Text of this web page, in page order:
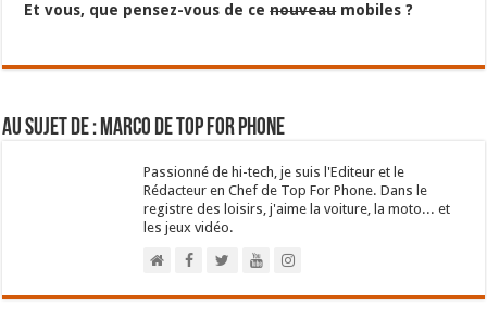
Et vous, que pensez-vous de cenouveaumobiles ?
Au sujet de : Marco de Top For Phone
Passionné de hi-tech, je suis l'Editeur et le
Rédacteur en Chef de Top For Phone. Dans le
registre des loisirs, j'aime la voiture, la moto... et
les jeux vidéo.